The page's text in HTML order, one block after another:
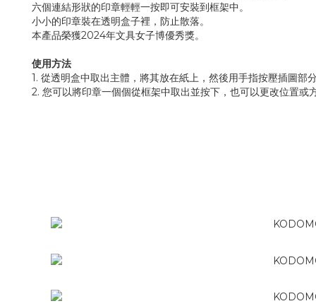
六個連結形狀的印章輕輕一按即可安裝到框架中。
小小的印章裝在透明盒子裡，防止散落。
本產品榮獲2024年文具女子博優秀獎。
使用方法
1. 從透明盒中取出主體，將其放在紙上，然後用手指按壓插圖部
2. 您可以將印章一個個從框架中取出並按下，也可以更改位置或